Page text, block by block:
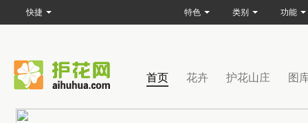
首页 花卉 护花山庄 图
快捷 特色 类别 功能